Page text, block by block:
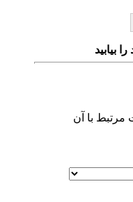
بیابید
مرتبط با آن